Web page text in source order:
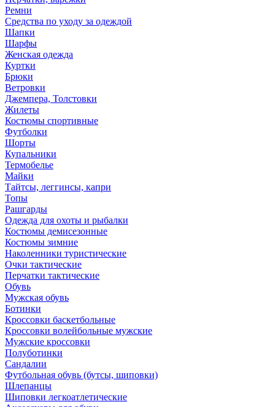
Ремни
Средства по уходу за одеждой
Шапки
Шарфы
Женская одежда
Куртки
Брюки
Ветровки
Джемпера, Толстовки
Жилеты
Костюмы спортивные
Футболки
Шорты
Купальники
Термобелье
Майки
Тайтсы, леггинсы, капри
Топы
Рашгарды
Одежда для охоты и рыбалки
Костюмы демисезонные
Костюмы зимние
Наколенники туристические
Очки тактические
Перчатки тактические
Обувь
Мужская обувь
Ботинки
Кроссовки баскетбольные
Кроссовки волейбольные мужские
Мужские кроссовки
Полуботинки
Сандалии
Футбольная обувь (бутсы, шиповки)
Шлепанцы
Шиповки легкоатлетические